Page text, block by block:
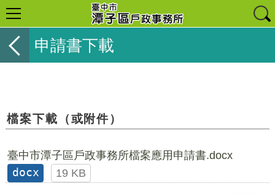
申請書下載
檔案下載（或附件）
臺中市潭子區戶政事務所檔案應用申請書.docx
docx
19 KB